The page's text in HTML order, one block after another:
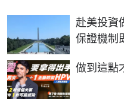
赴美投資
保證機制
做到這點
PR